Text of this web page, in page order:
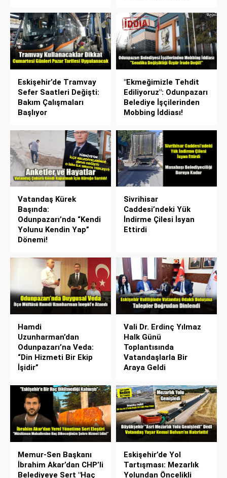
Eskişehir’de Tramvay
Sefer Saatleri Değişti:
Bakım Çalışmaları
Başlıyor
"Ekmeğimizle Tehdit
Ediliyoruz": Odunpazarı
Belediye İşçilerinden
Mobbing İddiası!
Vatandaş Kürek
Başında:
Odunpazarı’nda “Kendi
Yolunu Kendin Yap”
Dönemi!
Sivrihisar
Caddesi’ndeki Yük
İndirme Çilesi İsyan
Ettirdi
Hamdi
Uzunharman’dan
Odunpazarı’na Veda:
“Din Hizmeti Bir Ekip
İşidir”
Vali Dr. Erdinç Yılmaz
Halk Günü
Toplantısında
Vatandaşlarla Bir
Araya Geldi
Memur-Sen Başkanı
İbrahim Akar’dan CHP’li
Belediyeye Sert "Haç
Eskişehir’de Yol
Tartışması: Mezarlık
Yolundan Öncelikli